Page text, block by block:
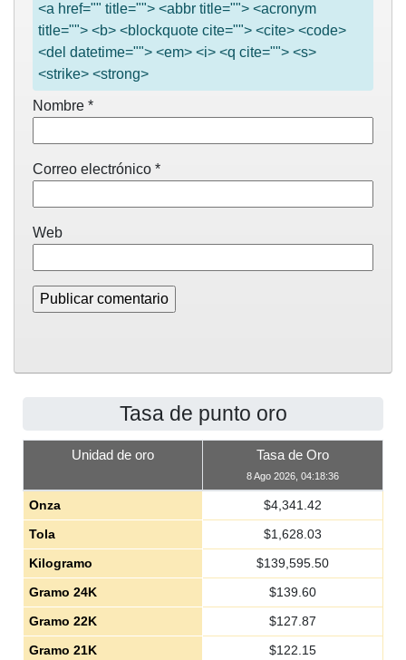
<a href="" title=""> <abbr title=""> <acronym
title=""> <b> <blockquote cite=""> <cite> <code>
<del datetime=""> <em> <i> <q cite=""> <s>
<strike> <strong>
Nombre *
Correo electrónico *
Web
Tasa de punto oro
Unidad de oro Tasa de Oro
8 Ago 2026, 04:18:36
Onza $4,341.42
Tola
$1,628.03
Kilogramo
$139,595.50
Gramo 24K
$139.60
Gramo 22K
$127.87
Gramo 21K
$122.15